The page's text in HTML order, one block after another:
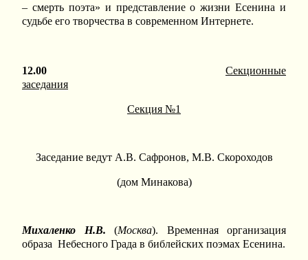
– смерть поэта» и представление о жизни Есенина и
судьбе его творчества в современном Интернете.
12.00
Секционные
заседания
Секция №1
Заседание ведут А.В. Сафронов, М.В. Скороходов
(дом Минакова)
Михаленко Н.В. (Москва). Временная организация
образа Небесного Града в библейских поэмах Есенина.